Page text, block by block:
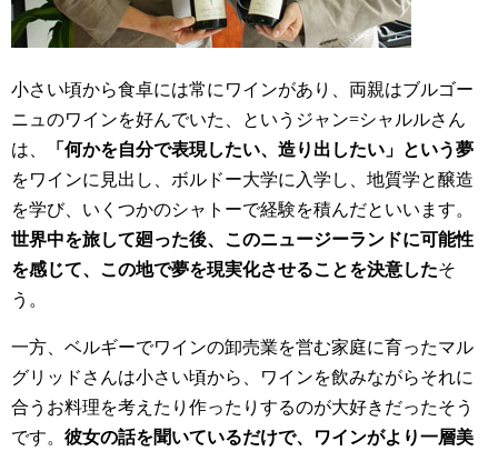
小さい頃から食卓には常にワインがあり、両親はブルゴー
ニュのワインを好んでいた、というジャン=シャルルさん
は、
「何かを自分で表現したい、造り出したい」という夢
をワインに見出し、ボルドー大学に入学し、地質学と醸造
を学び、いくつかのシャトーで経験を積んだといいます。
世界中を旅して廻った後、このニュージーランドに可能性
を感じて、この地で夢を現実化させることを決意したそ
う。
一方、ベルギーでワインの卸売業を営む家庭に育ったマル
グリッドさんは小さい頃から、ワインを飲みながらそれに
合うお料理を考えたり作ったりするのが大好きだったそう
です。 彼女の話を聞いているだけで、ワインがより一層美